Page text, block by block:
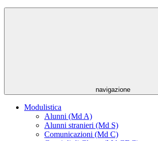
navigazione
Modulistica
Alunni (Md A)
Alunni stranieri (Md S)
Comunicazioni (Md C)